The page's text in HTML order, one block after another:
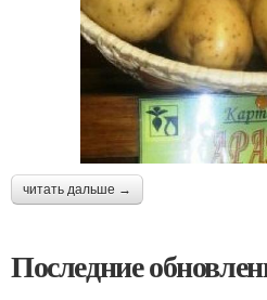
читать дальше →
Последние